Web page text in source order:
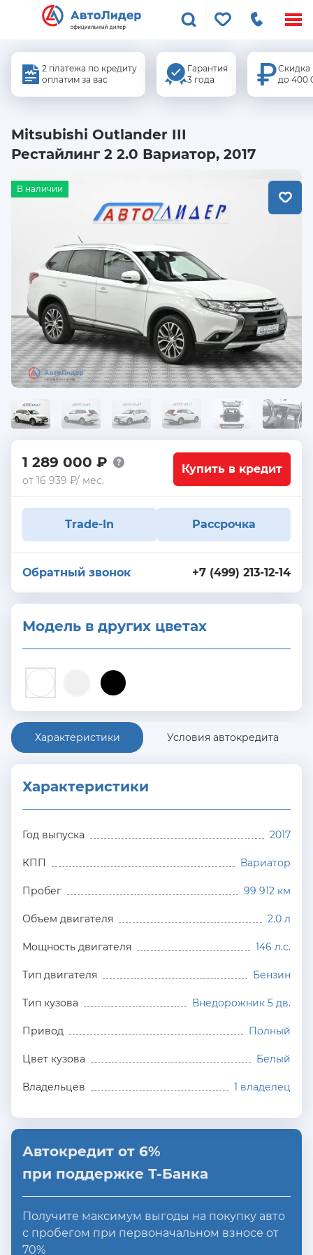
2 платежа по кредиту
оплатим за вас
Гарантия
3 года
Скидка
до 400
Mitsubishi Outlander III
Рестайлинг 2 2.0 Вариатор, 2017
В наличии
1 289 000 ₽
от 16 939 ₽/ мес.
Купить в кредит
Trade-In Рассрочка
+7 (499) 213-12-14
Обратный звонок
Модель в других цветах
Характеристики Условия автокредита
Характеристики
Год выпуска 2017
КПП Вариатор
Пробег 99 912 км
Объем двигателя 2.0 л
Мощность двигателя 146 л.с.
Тип двигателя Бензин
Тип кузова Внедорожник 5 дв.
Привод Полный
Цвет кузова Белый
Владельцев 1 владелец
Автокредит от 6%
при поддержке Т-Банка
Получите максимум выгоды на покупку авто
с пробегом при первоначальном взносе от
70%